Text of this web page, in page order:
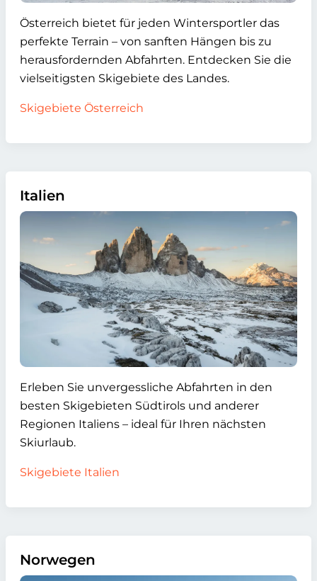
Österreich bietet für jeden Wintersportler das
perfekte Terrain – von sanften Hängen bis zu
herausfordernden Abfahrten. Entdecken Sie die
vielseitigsten Skigebiete des Landes.
Skigebiete Österreich
Italien
Erleben Sie unvergessliche Abfahrten in den
besten Skigebieten Südtirols und anderer
Regionen Italiens – ideal für Ihren nächsten
Skiurlaub.
Skigebiete Italien
Norwegen